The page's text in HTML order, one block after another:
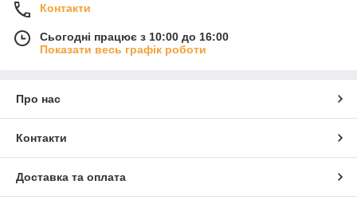
Контакти
Сьогодні працює з 10:00 до 16:00
Показати весь графік роботи
Про нас
Контакти
Доставка та оплата